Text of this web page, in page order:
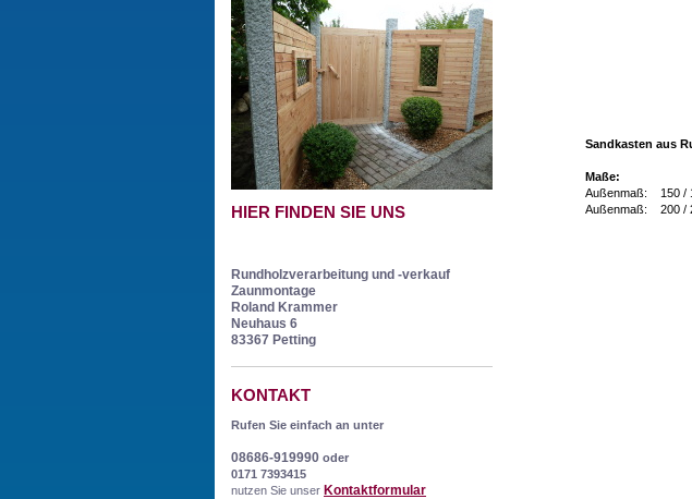
HIER FINDEN SIE UNS
Rundholzverarbeitung und -verkauf
Zaunmontage
Roland Krammer
Neuhaus 6
83367 Petting
KONTAKT
Rufen Sie einfach an unter
08686-919990 oder
0171 7393415
nutzen Sie unser Kontaktformular
Sandkasten aus
Maße:
Außenmaß: 150 /
Außenmaß: 200 /